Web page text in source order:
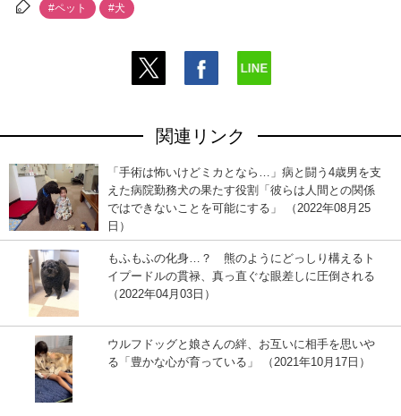
#ペット #犬
関連リンク
「手術は怖いけどミカとなら…」病と闘う4歳男を支
えた病院勤務犬の果たす役割「彼らは人間との関係
ではできないことを可能にする」 （2022年08月25
日）
もふもふの化身…？ 熊のようにどっしり構えるト
イプードルの貫禄、真っ直ぐな眼差しに圧倒される
（2022年04月03日）
ウルフドッグと娘さんの絆、お互いに相手を思い
る「豊かな心が育っている」 （2021年10月17日）